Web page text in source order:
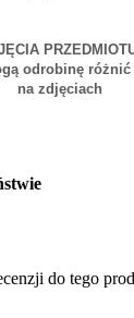
odrobinę
na zdjęciach
do tego